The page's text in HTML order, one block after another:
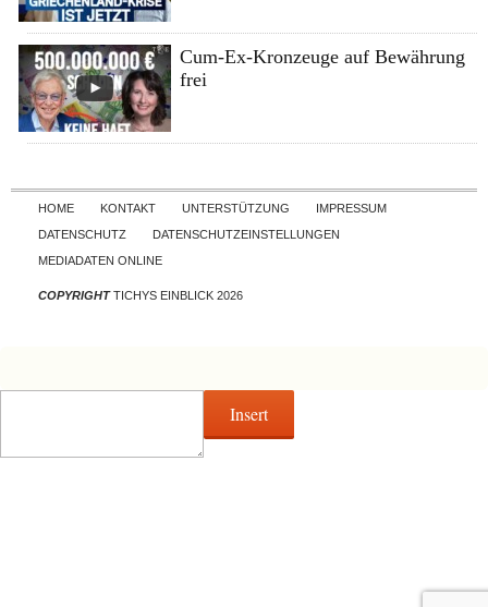
Cum-Ex-Kronzeuge auf Bewährung
frei
Skip to content
HOME KONTAKT UNTERSTÜTZUNG
IMPRESSUM
DATENSCHUTZ
DATENSCHUTZEINSTELLUNGEN
MEDIADATEN ONLINE
COPYRIGHTTICHYS EINBLICK 2026
Insert